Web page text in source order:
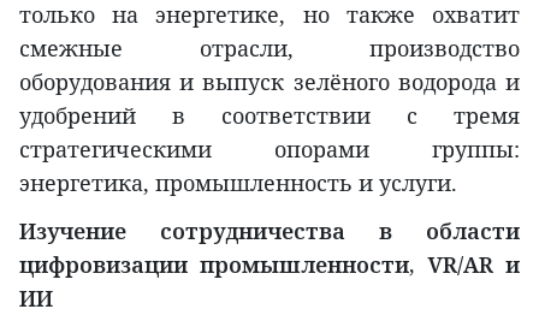
только на энергетике, но также охватит
смежные отрасли, производство
оборудования и выпуск зелёного водорода и
удобрений в соответствии с тремя
стратегическими опорами группы:
энергетика, промышленность и услуги.
Изучение сотрудничества в области
цифровизации промышленности, VR/ARи
ИИ